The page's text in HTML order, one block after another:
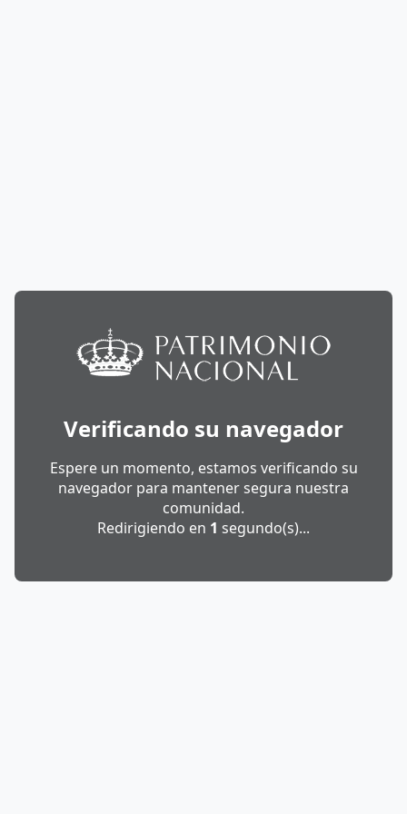
Verificando su navegador
Espere un momento, estamos verificando su
navegador para mantener segura nuestra
comunidad.
Redirigiendo en 1 segundo(s)...